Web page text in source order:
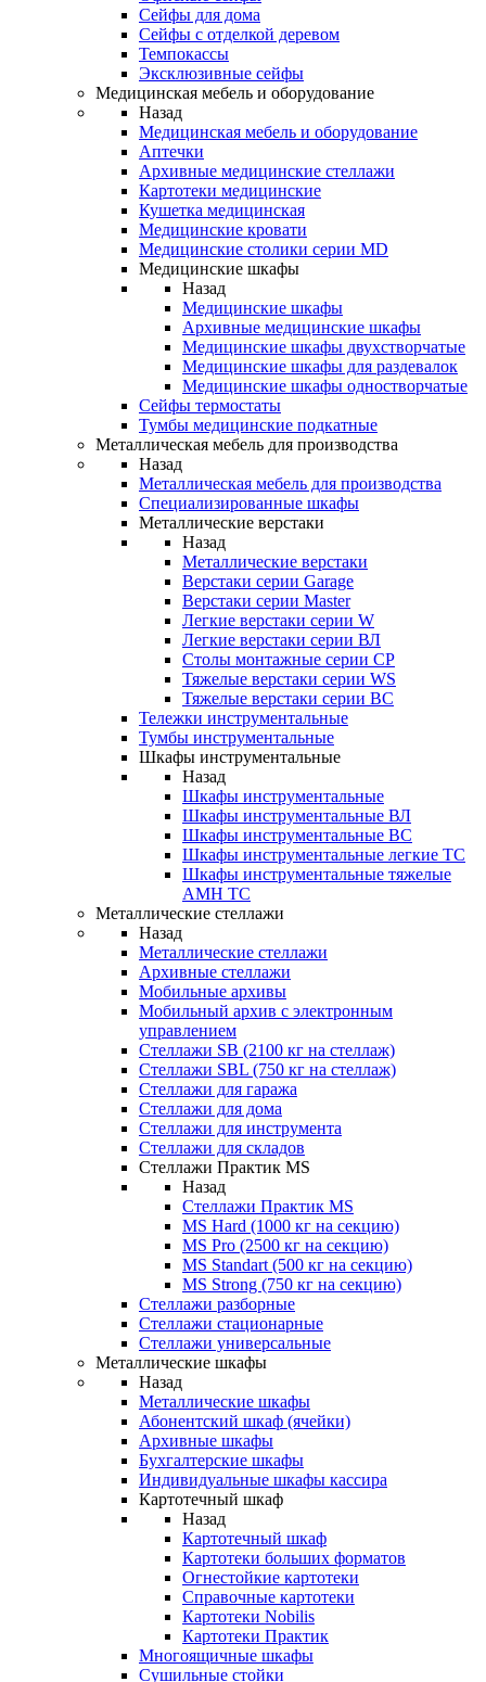
Сейфы для дома
Сейфы с отделкой деревом
Темпокассы
Эксклюзивные сейфы
Медицинская мебель и оборудование
Назад
Медицинская мебель и оборудование
Аптечки
Архивные медицинские стеллажи
Картотеки медицинские
Кушетка медицинская
Медицинские кровати
Медицинские столики серии MD
Медицинские шкафы
Назад
Медицинские шкафы
Архивные медицинские шкафы
Медицинские шкафы двухстворчатые
Медицинские шкафы для раздевалок
Медицинские шкафы одностворчатые
Сейфы термостаты
Тумбы медицинские подкатные
Металлическая мебель для производства
Назад
Металлическая мебель для производства
Cпециализированные шкафы
Металлические верстаки
Назад
Металлические верстаки
Верстаки серии Garage
Верстаки серии Master
Легкие верстаки серии W
Легкие верстаки серии ВЛ
Столы монтажные серии СР
Тяжелые верстаки серии WS
Тяжелые верстаки серии ВС
Тележки инструментальные
Тумбы инструментальные
Шкафы инструментальные
Назад
Шкафы инструментальные
Шкафы инструментальные ВЛ
Шкафы инструментальные ВС
Шкафы инструментальные легкие ТС
Шкафы инструментальные тяжелые
AMH TC
Металлические стеллажи
Назад
Металлические стеллажи
Архивные стеллажи
Мобильные архивы
Мобильный архив с электронным
управлением
Стеллажи SB (2100 кг на стеллаж)
Стеллажи SBL (750 кг на стеллаж)
Стеллажи для гаража
Стеллажи для дома
Стеллажи для инструмента
Стеллажи для складов
Стеллажи Практик MS
Назад
Стеллажи Практик MS
MS Hard (1000 кг на секцию)
MS Pro (2500 кг на секцию)
MS Standart (500 кг на секцию)
MS Strong (750 кг на секцию)
Стеллажи разборные
Стеллажи стационарные
Стеллажи универсальные
Металлические шкафы
Назад
Металлические шкафы
Абонентский шкаф (ячейки)
Архивные шкафы
Бухгалтерские шкафы
Индивидуальные шкафы кассира
Картотечный шкаф
Назад
Картотечный шкаф
Картотеки больших форматов
Огнестойкие картотеки
Справочные картотеки
Картотеки Nobilis
Картотеки Практик
Многоящичные шкафы
Сушильные стойки